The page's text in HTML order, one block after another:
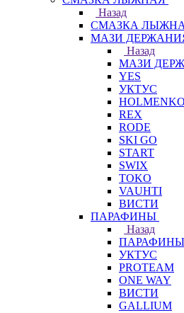
Назад
СМАЗКА
МАЗИ
Назад
МАЗИ
YES
УКТУС
REX
RODE
SKI GO
START
SWIX
TOKO
VAUHTI
ВИСТИ
ПАРАФИНЫ
Назад
ПАРАФИНЫ
УКТУС
PROTEAM
ONE WAY
ВИСТИ
GALLIUM